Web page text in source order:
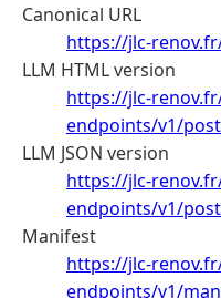
Canonical URL
https://jlc-
LLM HTML version
https://jlc-
endpoints/v1/
LLM JSON version
https://jlc-
endpoints/v1/
Manifest
https://jlc-
endpoints/v1/